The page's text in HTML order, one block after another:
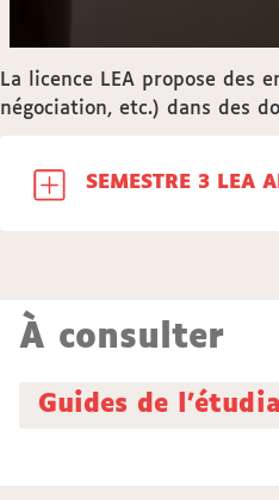
La licence LEA propose des
négociation, etc.) dans des
À consulter
Guides de